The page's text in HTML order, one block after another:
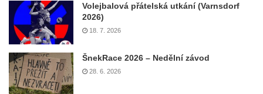
Volejbalová přátelská utkání (Varnsdorf
2026)
18. 7. 2026
ŠnekRace 2026 – Nedělní závod
28. 6. 2026